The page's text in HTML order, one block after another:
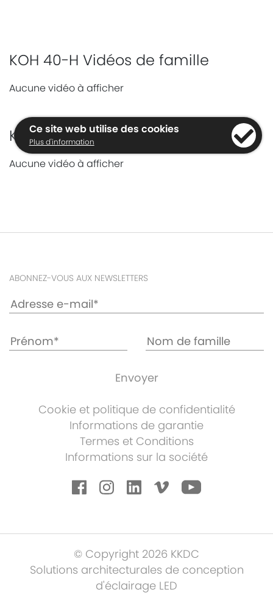
KOH 40-H Vidéos de famille
Aucune vidéo à afficher
KOH 40-H High CRI Vidéos
Aucune vidéo à afficher
ABONNEZ-VOUS AUX NEWSLETTERS
Cookie et politique de confidentialité
Informations de garantie
Termes et Conditions
Informations sur la société
© Copyright 2026 KKDC
Solutions architecturales de conception
d'éclairage LED
Ce site web utilise des cookies
Plus d'information